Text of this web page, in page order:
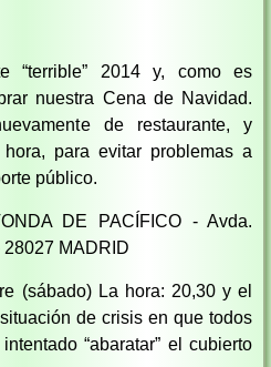
“terrible” 2014 y, como es
nuestra Cena de Navidad.
de restaurante, y
para evitar problemas a
público.
DE PACÍFICO - Avda.
MADRID
(sábado) La hora: 20,30 y el
de crisis en que todos
“abaratar” el cubierto